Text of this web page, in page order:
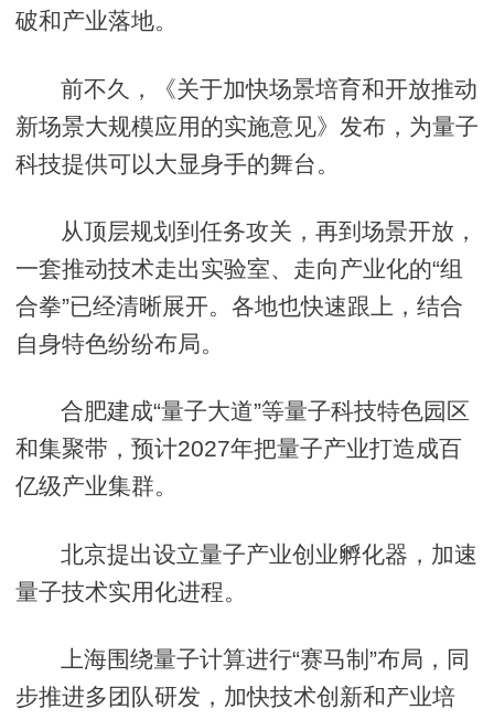
破和产业落地。
前不久，《关于加快场景培育和开放推动
新场景大规模应用的实施意见》发布，为量子
科技提供可以大显身手的舞台。
从顶层规划到任务攻关，再到场景开放，
一套推动技术走出实验室、走向产业化的“组
合拳”已经清晰展开。各地也快速跟上，结合
自身特色纷纷布局。
合肥建成“量子大道”等量子科技特色园区
和集聚带，预计2027年把量子产业打造成百
亿级产业集群。
北京提出设立量子产业创业孵化器，加速
量子技术实用化进程。
上海围绕量子计算进行“赛马制”布局，同
步推进多团队研发，加快技术创新和产业培